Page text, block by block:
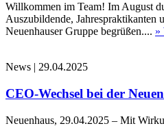
Willkommen im Team! Im August
Auszubildende, Jahrespraktikanten
Neuenhauser Gruppe begrüßen.... »
News | 29.04.2025
CEO-Wechsel bei der
Neuenhaus, 29.04.2025 – Mit